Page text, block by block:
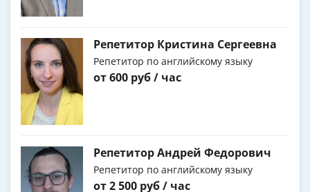
Репетитор Кристина Сергеевна
Репетитор по английскому языку
от 600 руб / час
Репетитор Андрей Федорович
Репетитор по английскому языку
от 2 500 руб / час